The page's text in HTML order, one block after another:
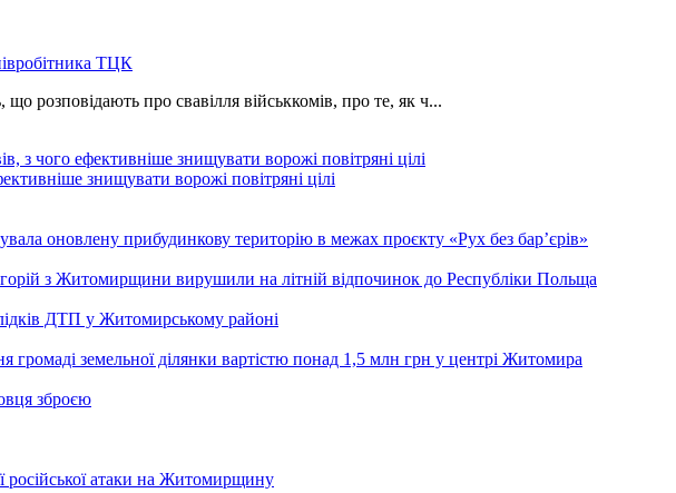
ТЦК
що розповідають про свавілля військкомів, про те, як ч...
знищувати ворожі повітряні цілі
оновлену прибудинкову територію в межах проєкту «Рух без бар’єрів»
з Житомирщини вирушили на літній відпочинок до Республіки Польща
ДТП у Житомирському районі
громаді земельної ділянки вартістю понад 1,5 млн грн у центрі Житомира
зброєю
російської атаки на Житомирщину